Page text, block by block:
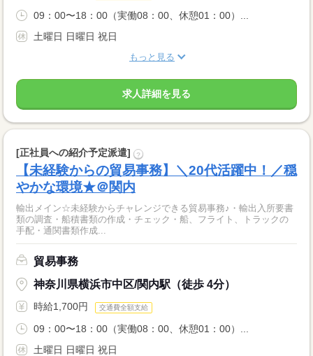
09：00〜18：00（実働08：00、休憩01：00）...
土曜日 日曜日 祝日
もっと見る
求人詳細を見る
[正社員への紹介予定派遣] ?
【未経験からの貿易事務】＼20代活躍中！／穏
やかな環境★＠関内
輸出メイン☆未経験からチャレンジできる貿易事務♪・輸出入所要書
類の調査・船積書類の作成・チェック・船、フライト、トラックの
手配・通関書類作成...
貿易事務
神奈川県横浜市中区/関内駅（徒歩 4分）
時給1,700円 交通費全額支給
09：00〜18：00（実働08：00、休憩01：00）...
土曜日 日曜日 祝日